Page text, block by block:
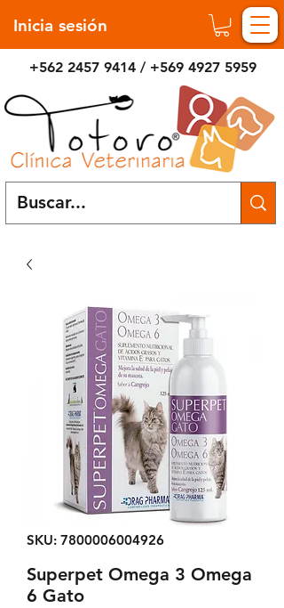
Inicia sesión
+562 2457 9414 / +569 4927 5959
SKU: 7800006004926
Superpet Omega 3 Omega
6 Gato